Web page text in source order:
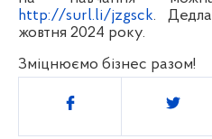
http://surl.li/jzgsck.
жовтня 2024 року.
Зміцнюємо бізнес разом!
Поділитись